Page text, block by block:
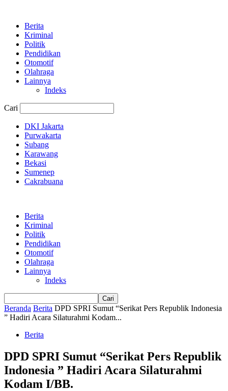
Berita
Kriminal
Politik
Pendidikan
Otomotif
Olahraga
Lainnya
Indeks
Cari
DKI Jakarta
Purwakarta
Subang
Karawang
Bekasi
Sumenep
Cakrabuana
Berita
Kriminal
Politik
Pendidikan
Otomotif
Olahraga
Lainnya
Indeks
Beranda Berita DPD SPRI Sumut “Serikat Pers Republik Indonesia
” Hadiri Acara Silaturahmi Kodam...
Berita
DPD SPRI Sumut “Serikat Pers Republik
Indonesia ” Hadiri Acara Silaturahmi
Kodam I/BB.